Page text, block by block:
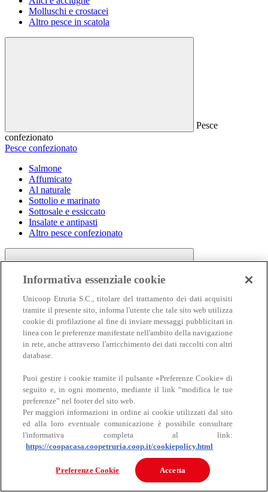
Molluschi e crostacei
Altro pesce in scatola
Pesce
confezionato
Pesce confezionato
Salmone
Affumicato
Al naturale
Sottolio e marinato
Sottosale e essiccato
Insalate e antipasti
Altro pesce confezionato
Carne
Carne
Bovino
Informativa essenziale cookie
Unicoop Etruria S.C., titolare del trattamento dei dati acquisiti
tramite il presente sito, informa l'utente che tale sito web utilizza
cookie di profilazione al fine di inviare messaggi pubblicitari in
linea con le preferenze manifestate nell'ambito della navigazione
in rete, anche attraverso l'arricchimento dei dati raccolti con altri
database.
Puoi gestire i cookie tramite il pulsante «Preferenze Cookie» di
seguito e, in ogni momento, mediante il link “modifica le tue
preferenze” nel footer del sito web.
Per maggiori informazioni in ordine ai cookie utilizzati dal sito
ed alla loro eventuale comunicazione è possibile consultare
l'informativa completa al link:
https://coopacasa.coopetruria.coop.it/cookiepolicy.html
Preferenze Cookie Accetta